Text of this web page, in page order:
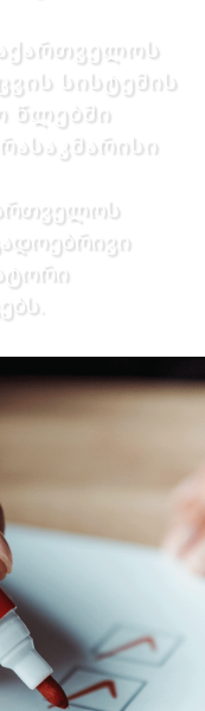
სისტემის
წლებში